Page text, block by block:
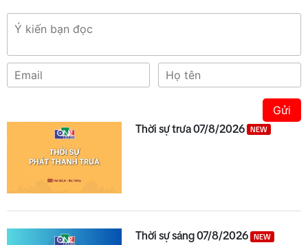
Gửi
Thời sự trưa 07/8/2026 NEW
Thời sự sáng 07/8/2026 NEW